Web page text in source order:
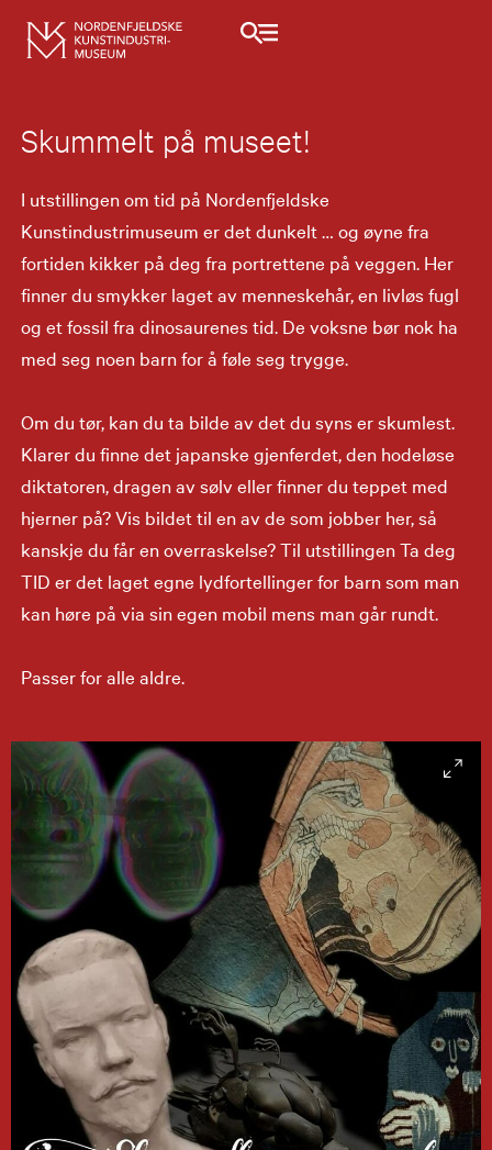
Skummelt på museet!
I utstillingen om tid på Nordenfjeldske
Kunstindustrimuseum er det dunkelt … og øyne fra
fortiden kikker på deg fra portrettene på veggen. Her
finner du smykker laget av menneskehår, en livløs fugl
og et fossil fra dinosaurenes tid. De voksne bør nok ha
med seg noen barn for å føle seg trygge.
Om du tør, kan du ta bilde av det du syns er skumlest.
Klarer du finne det japanske gjenferdet, den hodeløse
diktatoren, dragen av sølv eller finner du teppet med
hjerner på? Vis bildet til en av de som jobber her, så
kanskje du får en overraskelse? Til utstillingen Ta deg
TID er det laget egne lydfortellinger for barn som man
kan høre på via sin egen mobil mens man går rundt.
Passer for alle aldre.